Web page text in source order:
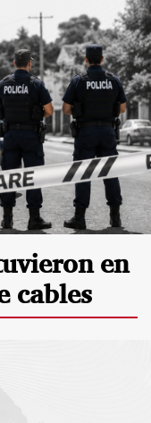
en
cables